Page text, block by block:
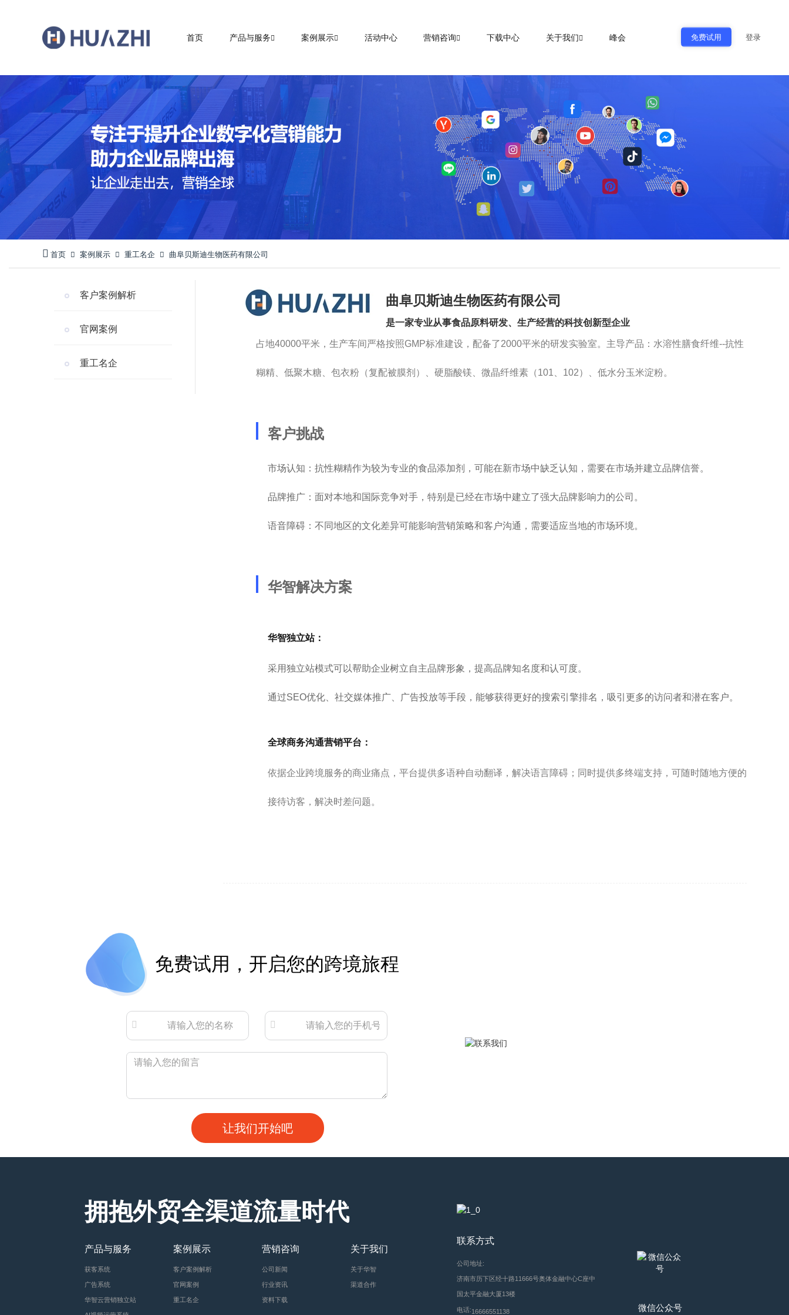
首页 产品与服务 案例展示 活动中心 营销咨询 下载中心 关于我们 峰会 免费试用 登录
首页 案例展示 重工名企 曲阜贝斯迪生物医药有限公司
客户案例解析
官网案例
重工名企
曲阜贝斯迪生物医药有限公司
是一家专业从事食品原料研发、生产经营的科技创新型企业
占地40000平米，生产车间严格按照GMP标准建设，配备了2000平米的研发实验室。主导产品：水溶性膳食纤维--抗性
糊精、低聚木糖、包衣粉（复配被膜剂）、硬脂酸镁、微晶纤维素（101、102）、低水分玉米淀粉。
客户挑战
市场认知：抗性糊精作为较为专业的食品添加剂，可能在新市场中缺乏认知，需要在市场并建立品牌信誉。
品牌推广：面对本地和国际竞争对手，特别是已经在市场中建立了强大品牌影响力的公司。
语音障碍：不同地区的文化差异可能影响营销策略和客户沟通，需要适应当地的市场环境。
华智解决方案
华智独立站：
采用独立站模式可以帮助企业树立自主品牌形象，提高品牌知名度和认可度。
通过SEO优化、社交媒体推广、广告投放等手段，能够获得更好的搜索引擎排名，吸引更多的访问者和潜在客户。
全球商务沟通营销平台：
依据企业跨境服务的商业痛点，平台提供多语种自动翻译，解决语言障碍；同时提供多终端支持，可随时随地方便的
接待访客，解决时差问题。
免费试用，开启您的跨境旅程
拥抱外贸全渠道流量时代
产品与服务
获客系统
广告系统
华智云营销独立站
案例展示
客户案例解析
官网案例
重工名企
营销咨询
公司新闻
行业资讯
资料下载
关于我们
关于华智
渠道合作
联系方式
公司地址:
济南市历下区经十路11666号奥体金融中心C座中
国太平金融大厦13楼
电话:16666551138 微信公众号